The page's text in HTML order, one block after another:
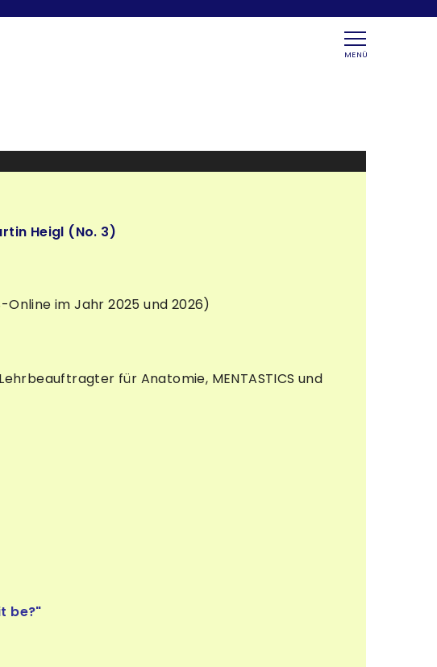
MENÜ
Heigl (No. 3)
Online im Jahr 2025 und 2026)
für Anatomie, MENTASTICS und
be?"